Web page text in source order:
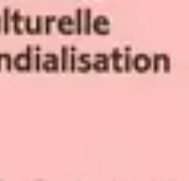
voyage Voyage Écoresponsable